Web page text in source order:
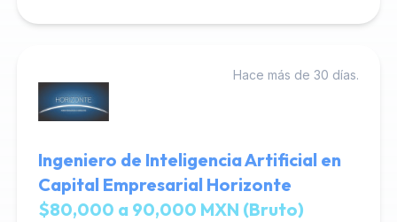
Hace más de 30 días.
Ingeniero de Inteligencia Artificial en
Capital Empresarial Horizonte
$80,000 a 90,000 MXN (Bruto)